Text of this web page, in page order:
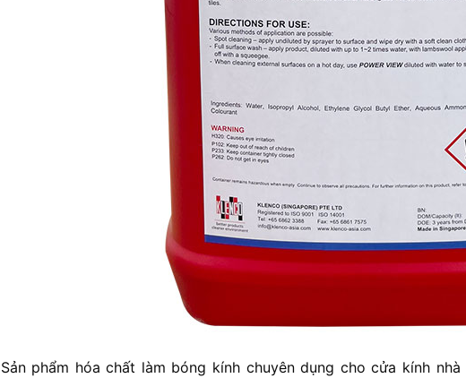
Sản phẩm hóa chất làm bóng kính chuyên dụng cho cửa kính